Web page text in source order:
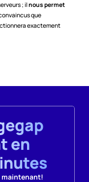
; il nous permet
que
exactement
en